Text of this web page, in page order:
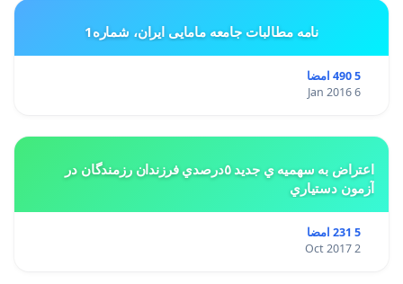
نامه مطالبات جامعه مامایی ایران، شماره1
5 490 امضا
6 Jan 2016
اعتراض به سهميه ي جديد ٥درصدي فرزندان رزمندگان در
آزمون دستياري
5 231 امضا
2 Oct 2017